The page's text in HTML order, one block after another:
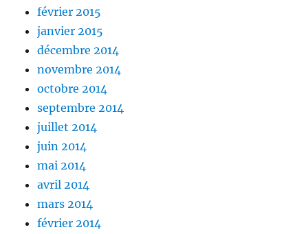
février 2015
janvier 2015
décembre 2014
novembre 2014
octobre 2014
septembre 2014
juillet 2014
juin 2014
mai 2014
avril 2014
mars 2014
février 2014